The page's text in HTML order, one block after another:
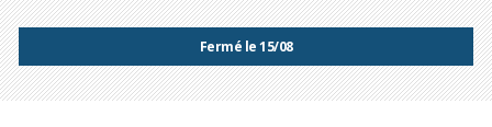
Fermé le 15/08